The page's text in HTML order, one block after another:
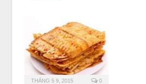
THÁNG 5 9, 2015 0